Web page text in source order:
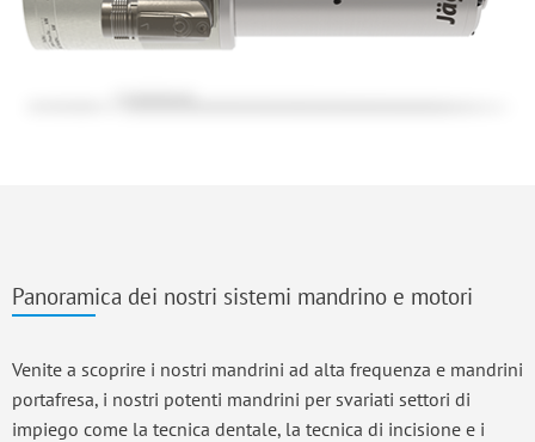
Panoramica dei nostri sistemi mandrino e motori
Venite a scoprire i nostri mandrini ad alta frequenza e mandrini
portafresa, i nostri potenti mandrini per svariati settori di
impiego come la tecnica dentale, la tecnica di incisione e i